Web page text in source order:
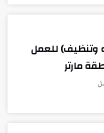
وتنظيف) للعمل
مارتر